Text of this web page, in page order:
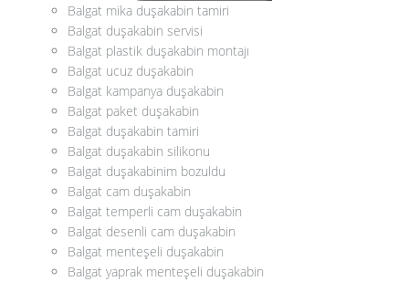
Balgat mika duşakabin tamiri
Balgat duşakabin servisi
Balgat plastik duşakabin montajı
Balgat ucuz duşakabin
Balgat kampanya duşakabin
Balgat paket duşakabin
Balgat duşakabin tamiri
Balgat duşakabin silikonu
Balgat duşakabinim bozuldu
Balgat cam duşakabin
Balgat temperli cam duşakabin
Balgat desenli cam duşakabin
Balgat menteşeli duşakabin
Balgat yaprak menteşeli duşakabin